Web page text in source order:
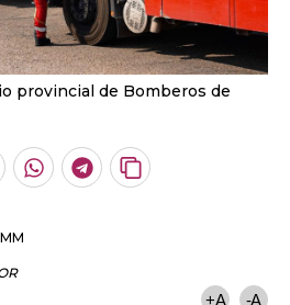
provincial de Bomberos de
Whatsapp
Telegram
Copiar
+A -A